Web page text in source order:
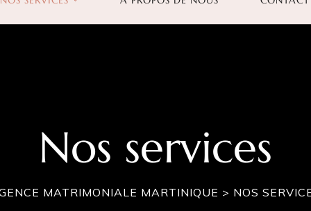
Nos services
MATRIMONIALE MARTINIQUE > NOS